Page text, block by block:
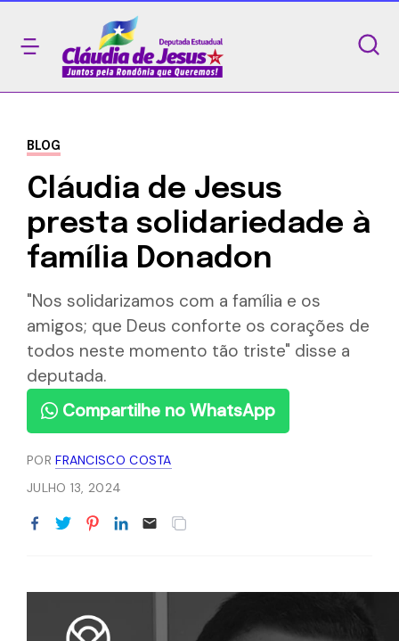
BLOG
Cláudia de Jesus
presta solidariedade à
família Donadon
"Nos solidarizamos com a família e os
amigos; que Deus conforte os corações de
todos neste momento tão triste" disse a
deputada.
Compartilhe no WhatsApp
PORFRANCISCO COSTA
JULHO 13, 2024